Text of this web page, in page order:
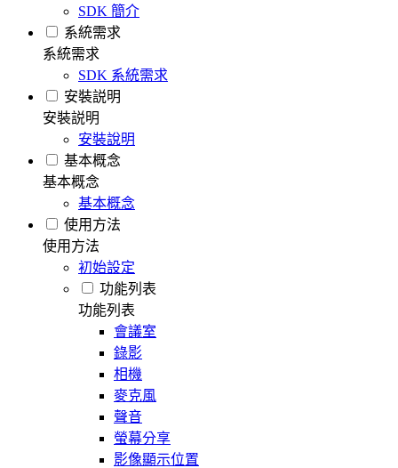
SDK 簡介
系統需求
系統需求
SDK 系統需求
安裝説明
安裝説明
安裝說明
基本概念
基本概念
基本概念
使用方法
使用方法
初始設定
功能列表
功能列表
會議室
錄影
相機
麥克風
聲音
螢幕分享
影像顯示位置